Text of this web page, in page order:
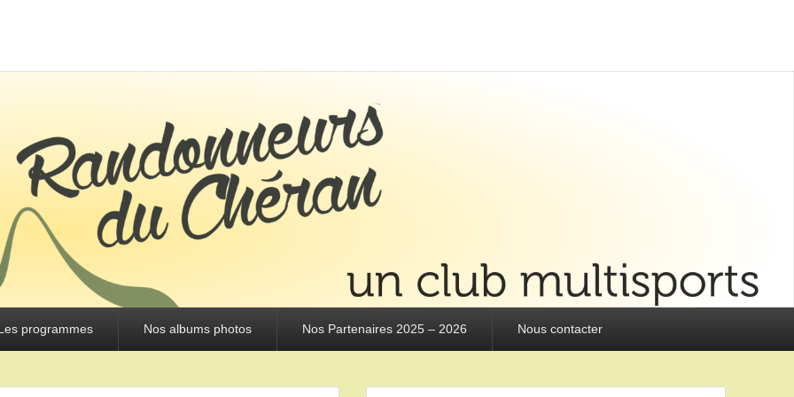
programmes Nos albums photos Nos Partenaires 2025 – 2026 Nous contacter